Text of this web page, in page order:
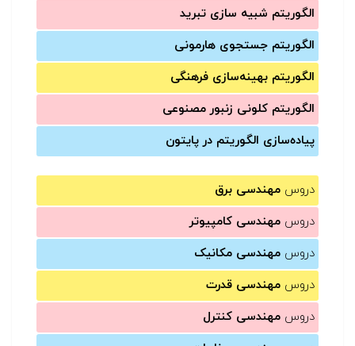
الگوریتم شبیه سازی تبرید
الگوریتم جستجوی هارمونی
الگوریتم بهینه‌سازی فرهنگی
الگوریتم کلونی زنبور مصنوعی
پیاده‌سازی الگوریتم در پایتون
دروس مهندسی برق
دروس مهندسی کامپیوتر
دروس مهندسی مکانیک
دروس مهندسی قدرت
دروس مهندسی کنترل